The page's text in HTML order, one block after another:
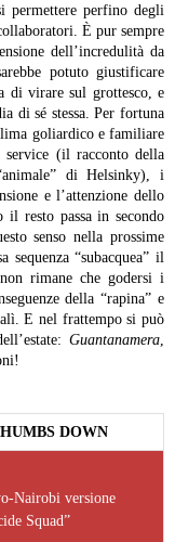
permettere perfino degli
È pur sempre
dell’incredulità da
potuto giustificare
di virare sul grottesco, e
di sé stessa. Per fortuna
goliardico e familiare
(il racconto della
di Helsinky), i
e l’attenzione dello
il resto passa in secondo
senso nella prossime
“subacquea” il
rimane che godersi i
della “rapina” e
E nel frattempo si può
Guantanamera
DOWN
Nairobi versione
Squad”